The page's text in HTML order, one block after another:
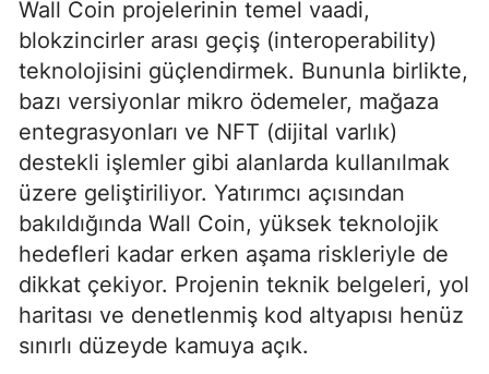
Wall Coin projelerinin temel vaadi,
blokzincirler arası geçiş (interoperability)
teknolojisini güçlendirmek. Bununla birlikte,
bazı versiyonlar mikro ödemeler, mağaza
entegrasyonları ve NFT (dijital varlık)
destekli işlemler gibi alanlarda kullanılmak
üzere geliştiriliyor. Yatırımcı açısından
bakıldığında Wall Coin, yüksek teknolojik
hedefleri kadar erken aşama riskleriyle de
dikkat çekiyor. Projenin teknik belgeleri, yol
haritası ve denetlenmiş kod altyapısı henüz
sınırlı düzeyde kamuya açık.